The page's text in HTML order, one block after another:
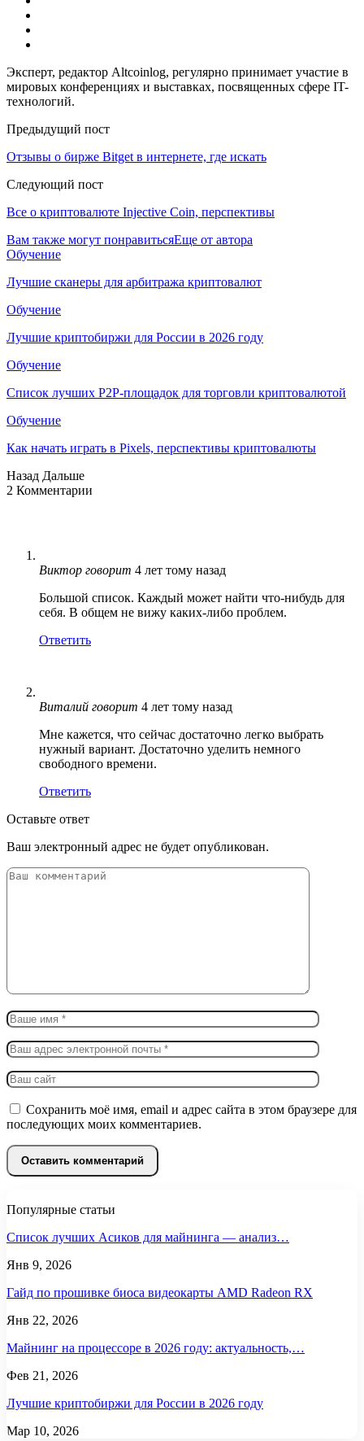
Эксперт, редактор Altcoinlog, регулярно принимает участие в
мировых конференциях и выставках, посвященных сфере IT-
технологий.
Предыдущий пост
Отзывы о бирже Bitget в интернете, где искать
Следующий пост
Все о криптовалюте Injective Coin, перспективы
Вам также могут понравитьсяЕще от автора
Обучение
Лучшие сканеры для арбитража криптовалют
Обучение
Лучшие криптобиржи для России в 2026 году
Обучение
Список лучших P2P-площадок для торговли криптовалютой
Обучение
Как начать играть в Pixels, перспективы криптовалюты
Назад Дальше
2 Комментарии
Виктор говорит 4 лет тому назад
Большой список. Каждый может найти что-нибудь для
себя. В общем не вижу каких-либо проблем.
Ответить
Виталий говорит 4 лет тому назад
Мне кажется, что сейчас достаточно легко выбрать
нужный вариант. Достаточно уделить немного
свободного времени.
Ответить
Оставьте ответ
Ваш электронный адрес не будет опубликован.
Сохранить моё имя, email и адрес сайта в этом браузере для
последующих моих комментариев.
Популярные статьи
Список лучших Асиков для майнинга — анализ…
Янв 9, 2026
Гайд по прошивке биоса видеокарты AMD Radeon RX
Янв 22, 2026
Майнинг на процессоре в 2026 году: актуальность,…
Фев 21, 2026
Лучшие криптобиржи для России в 2026 году
Мар 10, 2026